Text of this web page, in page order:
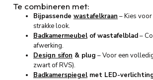
Te combineren met:
Bijpassende wastafelkraan – Kies voor
strakke look.
Badkamermeubelof wastafelblad–
afwerking.
Design sifon & plug – Voor een
zwart of RVS).
Badkamerspiegelmet LED-